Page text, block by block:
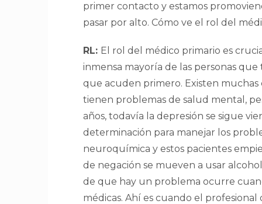
primer contacto y estamos
pasar por alto. Cómo ve el rol del
RL: El rol del médico primario es
inmensa mayoría de las personas
que acuden primero. Existen muchas
tienen problemas de salud mental,
años, todavía la depresión se sigue
determinación para manejar los
neuroquímica y estos pacientes
de negación se mueven a usar
de que hay un problema ocurre
médicas. Ahí es cuando el